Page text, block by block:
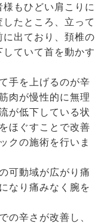
もひどい肩こりに
たところ、立って
出ており、頚椎の
ていて首を動かす
手を上げるのが辛
肉が慢性的に無理
が低下している状
ほぐすことで改善
クの施術を行いま
可動域が広がり痛
なり痛みなく腕を
の辛さが改善し、